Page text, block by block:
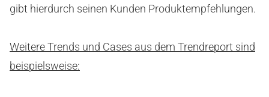
gibt hierdurch seinen Kunden Produktempfehlungen.
Weitere Trends und Cases aus dem Trendreport sind
beispielsweise: